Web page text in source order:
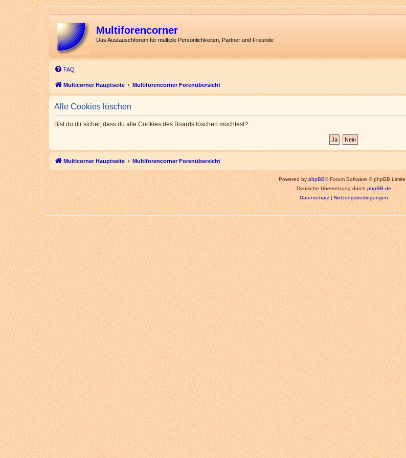
Multiforencorner
Das Austauschforum für multiple Persönlichkeiten, Partner und Freunde
FAQ
Multicorner Hauptseite Multiforencorner Forenübersicht
Alle Cookies löschen
Bist du dir sicher, dass du alle Cookies des Boards löschen möchtest?
Multicorner Hauptseite Multiforencorner Forenübersicht
Powered byphpBB® Forum Software © phpBB
Deutsche Übersetzung durchphpBB.de
Datenschutz|Nutzungsbedingungen